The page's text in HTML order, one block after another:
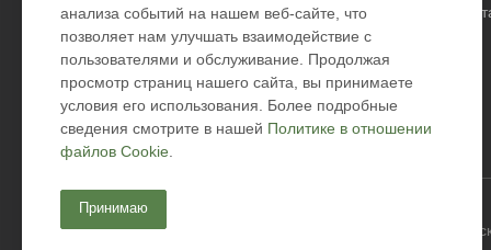
Безопасность
Возврат товара
Контакты
2026 © Academyfishing - продажа товаров для рыбалки по
анализа событий на нашем веб-сайте, что
позволяет нам улучшать взаимодействие с
пользователями и обслуживание. Продолжая
просмотр страниц нашего сайта, вы принимаете
условия его использования. Более подробные
сведения смотрите в нашей Политике в отношении
файлов Cookie
Принимаю